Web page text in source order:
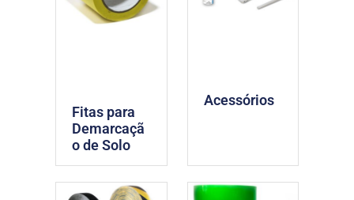
Fitas para
Demarcaçã
o de Solo
Acessórios